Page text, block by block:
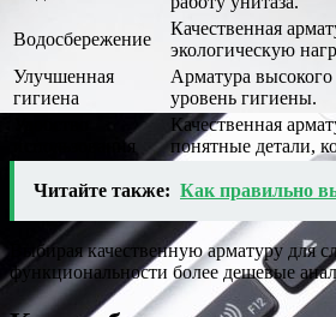
Водосбережение
Качественная
экологическую
Улучшенная
гигиена
Арматура высокого
уровень гигиены.
использования
Качественная
понятные детали,
Читайте также: Как правильно
Выбирая качественную арматуру для
функциональности более дешевые